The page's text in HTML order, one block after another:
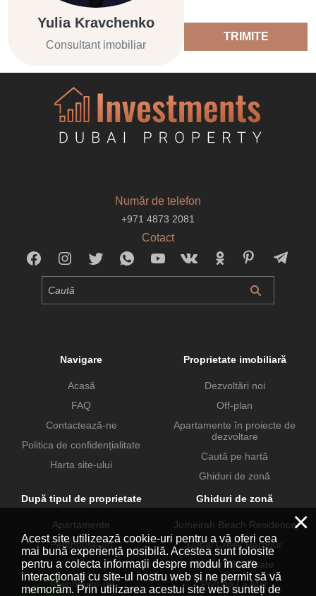
Yulia Kravchenko
Consultant imobiliar
TRIMITE
Număr de telefon
+971 4873 2081
Cotact
Navigare
Acasă
FAQ
Contactează-ne
Politica de confidențialitate
Harta site-ului
Proprietate imobiliară
Dezvoltări noi
Off-plan
Apartamente în proiecte de
dezvoltare
Caută pe hartă
Ghiduri de zonă
După tipul de proprietate
Apartamente
Penthouse-uri
Vile
Townhouse-uri
Ghiduri de zonă
Jumeirah Beach Residence
Dubai Creek Harbour
Dubai Hills Estate
Port de La Mer
×
Acest site utilizează cookie-uri pentru a vă oferi cea
mai bună experiență posibilă. Acestea sunt folosite
pentru a colecta informații despre modul în care
interacționați cu site-ul nostru web și ne permit să vă
memorăm. Prin utilizarea acestui site web sunteți de